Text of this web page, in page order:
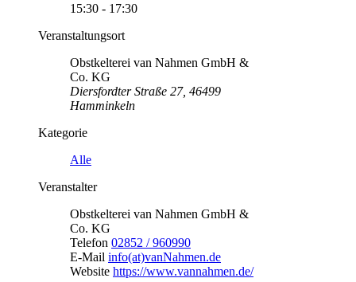
15:30 - 17:30
Veranstaltungsort
Obstkelterei van Nahmen GmbH &
Co. KG
Diersfordter Straße 27, 46499
Hamminkeln
Kategorie
Alle
Veranstalter
Obstkelterei van Nahmen GmbH &
Co. KG
Telefon 02852 / 960990
E-Mail info(at)vanNahmen.de
Website https://www.vannahmen.de/